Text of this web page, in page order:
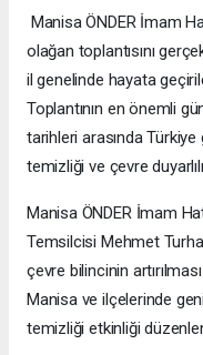
Manisa ÖNDER İmam
olağan toplantısını
il genelinde hayata
Toplantının en önemli
tarihleri arasında
temizliği ve çevre
Manisa ÖNDER İmam
Temsilcisi Mehmet
çevre bilincinin
Manisa ve ilçelerinde
temizliği etkinliği